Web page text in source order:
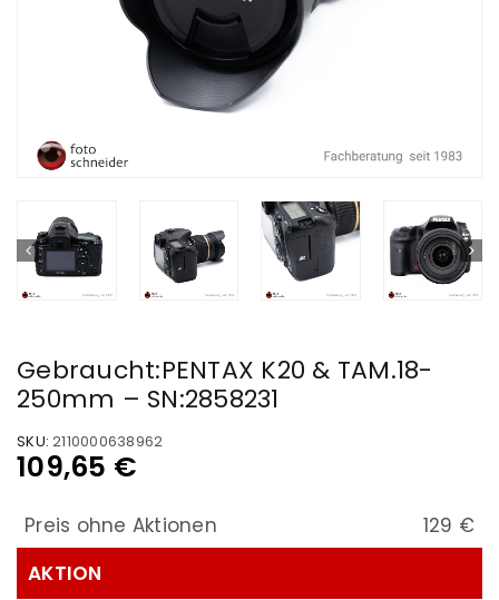
Gebraucht:PENTAX K20 & TAM.18-
250mm – SN:2858231
SKU: 2110000638962
109,65 €
Preis ohne Aktionen
129 €
AKTION